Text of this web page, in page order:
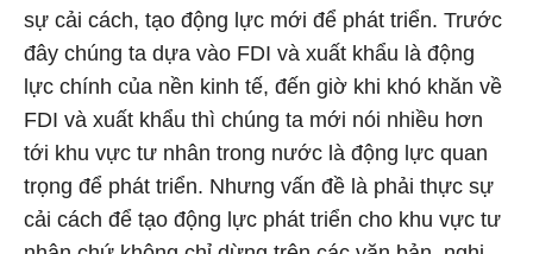
sự cải cách, tạo động lực mới để phát triển. Trước
đây chúng ta dựa vào FDI và xuất khẩu là động
lực chính của nền kinh tế, đến giờ khi khó khăn về
FDI và xuất khẩu thì chúng ta mới nói nhiều hơn
tới khu vực tư nhân trong nước là động lực quan
trọng để phát triển. Nhưng vấn đề là phải thực sự
cải cách để tạo động lực phát triển cho khu vực tư